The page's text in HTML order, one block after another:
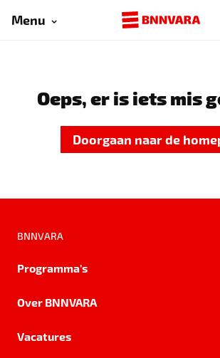
Menu
Oeps, er is iets mis
Doorgaan naar de
BNNVARA
Programma's
Over BNNVARA
Vacatures